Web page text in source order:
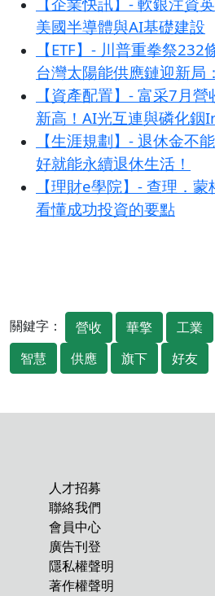
美國半導體與AI基礎建設
【ETF】- 川普重拳祭
台灣太陽能供應鏈迎新局
【資產配置】- 富采7月
新高！AI光互連與磷化銦
【生涯規劃】- 退休金不
好就能永續退休生活！
【理財e學院】- 查理．蒙
看懂成功投資的要點
關鍵字： 營收 華擎 工業
智慧
供應 旗下 好友
人才招募
聯絡我們
會員中心
廣告刊登
隱私權聲明
著作權聲明